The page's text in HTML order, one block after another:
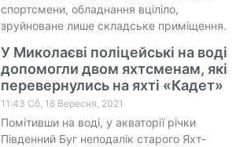
спортсмени, обладнання вціліло,
зруйноване лише складське приміщення.
У Миколаєві поліцейські на воді
допомогли двом яхтсменам, які
перевернулись на яхті «Кадет»
11:43 Сб, 18 Вересня, 2021
Помітивши на воді, у акваторії річки
Південний Буг неподалік старого Яхт-